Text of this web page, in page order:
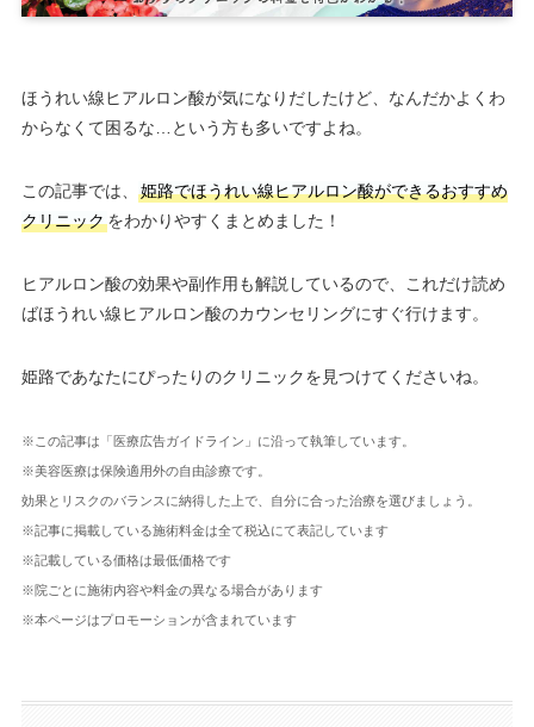
ほうれい線ヒアルロン酸が気になりだしたけど、なんだかよくわ
からなくて困るな…という方も多いですよね。
この記事では、
姫路でほうれい線ヒアルロン酸ができるおすすめ
クリニックをわかりやすくまとめました！
ヒアルロン酸の効果や副作用も解説しているので、これだけ読め
ばほうれい線ヒアルロン酸のカウンセリングにすぐ行けます。
姫路であなたにぴったりのクリニックを見つけてくださいね。
※この記事は「医療広告ガイドライン」に沿って執筆しています。
※美容医療は保険適用外の自由診療です。
効果とリスクのバランスに納得した上で、自分に合った治療を選びましょう。
※記事に掲載している施術料金は全て税込にて表記しています
※記載している価格は最低価格です
※院ごとに施術内容や料金の異なる場合があります
※本ページはプロモーションが含まれています